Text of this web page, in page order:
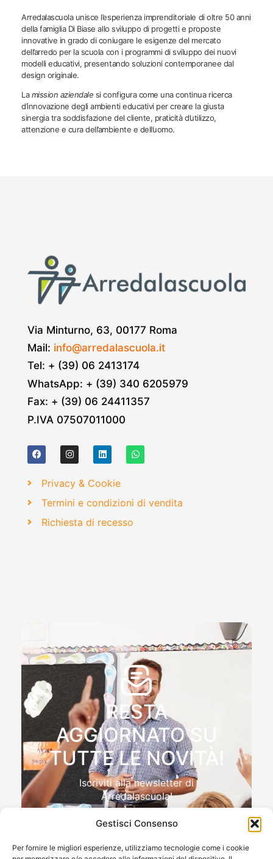
Gestisci Consenso
Per fornire le migliori esperienze, utilizziamo tecnologie come i cookie
Arredalascuola unisce l’esperienza imprenditoriale di oltre 50 anni
della famiglia Di Biase allo sviluppo di progetti e proposte
innovative in grado di coniugare le esigenze del mercato
dell’arredo per la scuola con i programmi di sviluppo dei nuovi
modelli educativi, presentando soluzioni contemporanee dal
design originale.
Lamission aziendale si configura come una continua ricerca
d’innovazione degli ambienti educativi per creare la giusta
sinergia tra soddisfazione del cliente, praticità d’utilizzo,
attenzione e cura dell’ambiente e dell’uomo.
Via Minturno, 63, 00177 Roma
Mail: info@arredalascuola.it
Tel: + (39) 06 2413174
WhatsApp: + (39) 340 6205979
Fax: + (39) 06 24411357
P.IVA 07507011000
Privacy & Cookie
Termini e condizioni di vendita
Richiesta di recesso
RESTA
AGGIORNATO SU
TUTTE LE NOVITÀ!
Iscriviti alla newsletter di
Arredalascuola!